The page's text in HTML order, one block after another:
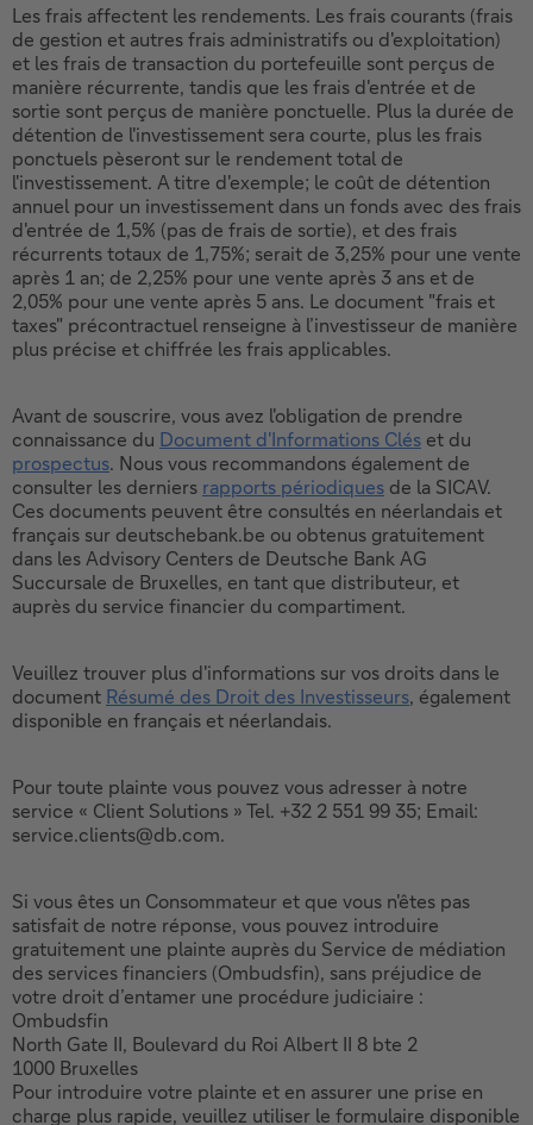
Les frais affectent les rendements. Les frais courants (frais
de gestion et autres frais administratifs ou d'exploitation)
et les frais de transaction du portefeuille sont perçus de
manière récurrente, tandis que les frais d'entrée et de
sortie sont perçus de manière ponctuelle. Plus la durée de
détention de l'investissement sera courte, plus les frais
ponctuels pèseront sur le rendement total de
l'investissement. A titre d'exemple; le coût de détention
annuel pour un investissement dans un fonds avec des frais
d'entrée de 1,5% (pas de frais de sortie), et des frais
récurrents totaux de 1,75%; serait de 3,25% pour une vente
après 1 an; de 2,25% pour une vente après 3 ans et de
2,05% pour une vente après 5 ans. Le document "frais et
taxes" précontractuel renseigne à l’investisseur de manière
plus précise et chiffrée les frais applicables.
Avant de souscrire, vous avez l'obligation de prendre
connaissance du Document d'Informations Clés
Ce
lien
ouvrira
dans
une
nouvelle
fenêtre.
et du
prospectus
Ce
lien
ouvrira
dans
une
nouvelle
fenêtre.
. Nous vous recommandons également de
consulter les derniers rapports périodiques
Ce
lien
ouvrira
dans
une
nouvelle
de la SICAV.
Ces documents peuvent être consultés en néerlandais et
français sur deutschebank.be ou obtenus gratuitement
dans les Advisory Centers de Deutsche Bank AG
Succursale de Bruxelles, en tant que distributeur, et
auprès du service financier du compartiment.
Veuillez trouver plus d'informations sur vos droits dans le
document Résumé des Droit des Investisseurs
Ce
lien
dans
une
nouvelle
, également
disponible en français et néerlandais.
Pour toute plainte vous pouvez vous adresser à notre
service « Client Solutions » Tel. +32 2 551 99 35; Email:
service.clients@db.com.
Si vous êtes un Consommateur et que vous n'êtes pas
satisfait de notre réponse, vous pouvez introduire
gratuitement une plainte auprès du Service de médiation
des services financiers (Ombudsfin), sans préjudice de
votre droit d’entamer une procédure judiciaire :
Ombudsfin
North Gate II, Boulevard du Roi Albert II 8 bte 2
1000 Bruxelles
Pour introduire votre plainte et en assurer une prise en
charge plus rapide, veuillez utiliser le formulaire disponible